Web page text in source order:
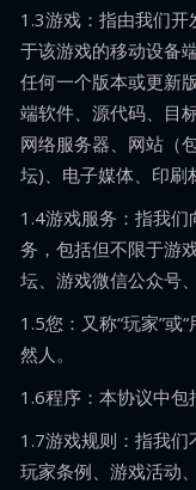
1.3游戏：指由我们
于该游戏的移动设备
任何一个版本或更新
端软件、源代码、目
网络服务器、网站（
坛)、电子媒体、印刷
1.4游戏服务：指我
务，包括但不限于游
坛、游戏微信公众号
1.5您：又称“玩家”或
然人。
1.6程序：本协议中包
1.7游戏规则：指我们
玩家条例、游戏活动